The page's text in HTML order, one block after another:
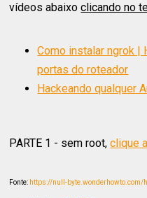
vídeos abaixoclicando no
Como instalar ngrok |
portas do roteador
Hackeando qualquer
PARTE 1 - sem root,clique
Fonte: https://null-byte.wonderhowto.com/